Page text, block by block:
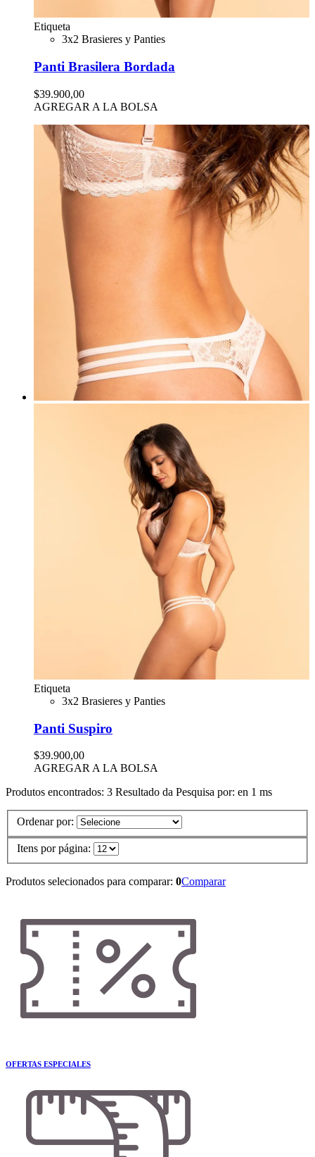
Etiqueta
3x2 Brasieres y Panties
Panti Brasilera Bordada
$39.900,00
AGREGAR A LA BOLSA
Etiqueta
3x2 Brasieres y Panties
Panti Suspiro
$39.900,00
AGREGAR A LA BOLSA
Produtos encontrados: 3 Resultado da Pesquisa por: en 1 ms
Ordenar por:
Itens por página:
Produtos selecionados para comparar: 0Comparar
OFERTAS ESPECIALES